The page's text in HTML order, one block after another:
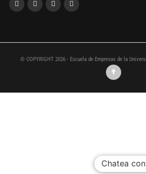
© COPYRIGHT 2026 - Escuela de Empresas de la
Chatea